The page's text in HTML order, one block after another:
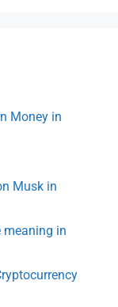
Money in
Musk in
meaning in
Cryptocurrency